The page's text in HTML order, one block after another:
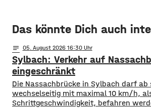
Das könnte Dich auch
notes 05. August 2026 16:30
Sylbach: Verkehr auf
eingeschränkt
Die Nassachbrücke in Sylbach darf
wechselseitig mit maximal 10 km/h,
Schrittgeschwindigkeit, befahren